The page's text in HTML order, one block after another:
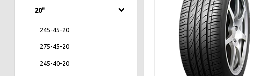
20"
245-45-20
275-45-20
245-40-20